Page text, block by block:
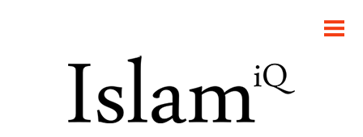
GESELLSCHAFT
STARTSEITE